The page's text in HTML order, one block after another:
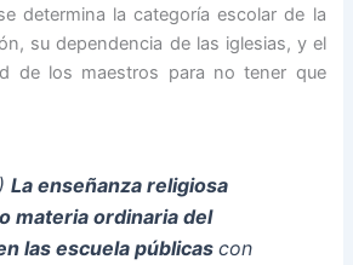
determina la categoría escolar de la
su dependencia de las iglesias, y el
de los maestros para no tener que
La enseñanza religiosa
materia ordinaria del
las escuela públicas con